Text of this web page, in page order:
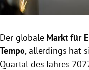
Untermenü
Untermenü
Der globale Markt für
Tempo, allerdings hat
Quartal des Jahres